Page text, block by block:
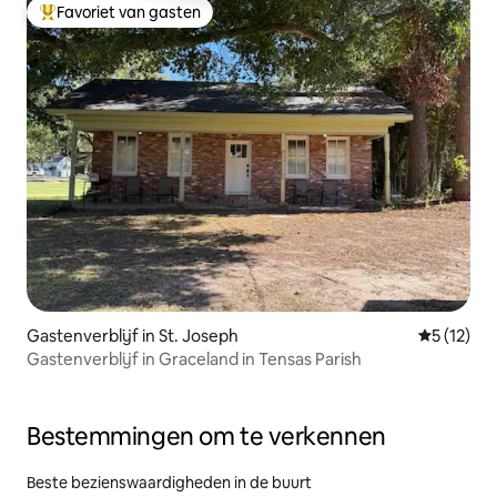
Topfavoriet van gasten
Favoriet van gasten
Gastenverblijf in St. Joseph
5 (12)
Gastenverblijf in Graceland in Tensas Parish
Bestemmingen om te verkennen
Beste bezienswaardigheden in de buurt